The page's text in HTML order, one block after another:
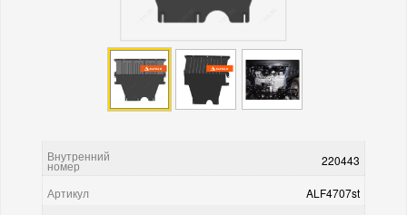
Внутренний
номер 220443
Артикул
ALF4707st